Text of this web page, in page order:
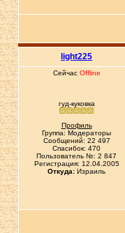
light225
Сейчас Offline
гуд-куковка
Профиль
Группа: Модераторы
Сообщений: 22 497
Спасибок: 470
Пользователь №: 2 847
Регистрация: 12.04.2005
Откуда: Израиль